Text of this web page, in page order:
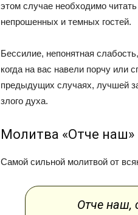
этом случае необходимо
непрошенных и темных гостей.
Бессилие, непонятная
когда на вас навели порчу или
предыдущих случаях, лучшей
злого духа.
Молитва «Отче наш»
Самой сильной молитвой от
Отче наш,